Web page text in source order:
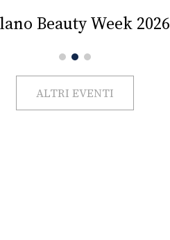
Beauty Week 2026
ALTRI EVENTI